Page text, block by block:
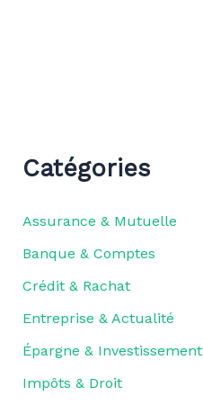
Catégories
Assurance & Mutuelle
Banque & Comptes
Crédit & Rachat
Entreprise & Actualité
Épargne & Investissement
Impôts & Droit